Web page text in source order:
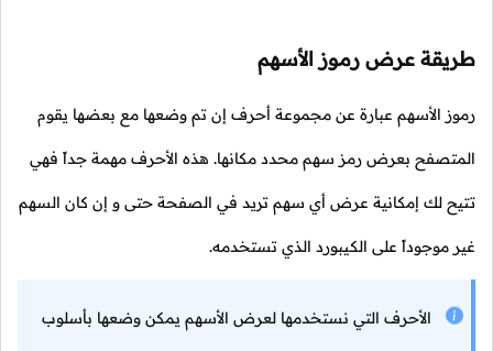
طريقة عرض رموز الأسهم
رموز الأسهم عبارة عن مجموعة أحرف إن تم وضعها مع بعضها يقوم
المتصفح بعرض رمز سهم محدد مكانها. هذه الأحرف مهمة جداً فهي
تتيح لك إمكانية عرض أي سهم تريد في الصفحة حتى و إن كان السهم
غير موجوداً على الكيبورد الذي تستخدمه.
الأحرف التي نستخدمها لعرض الأسهم يمكن وضعها بأسلوب